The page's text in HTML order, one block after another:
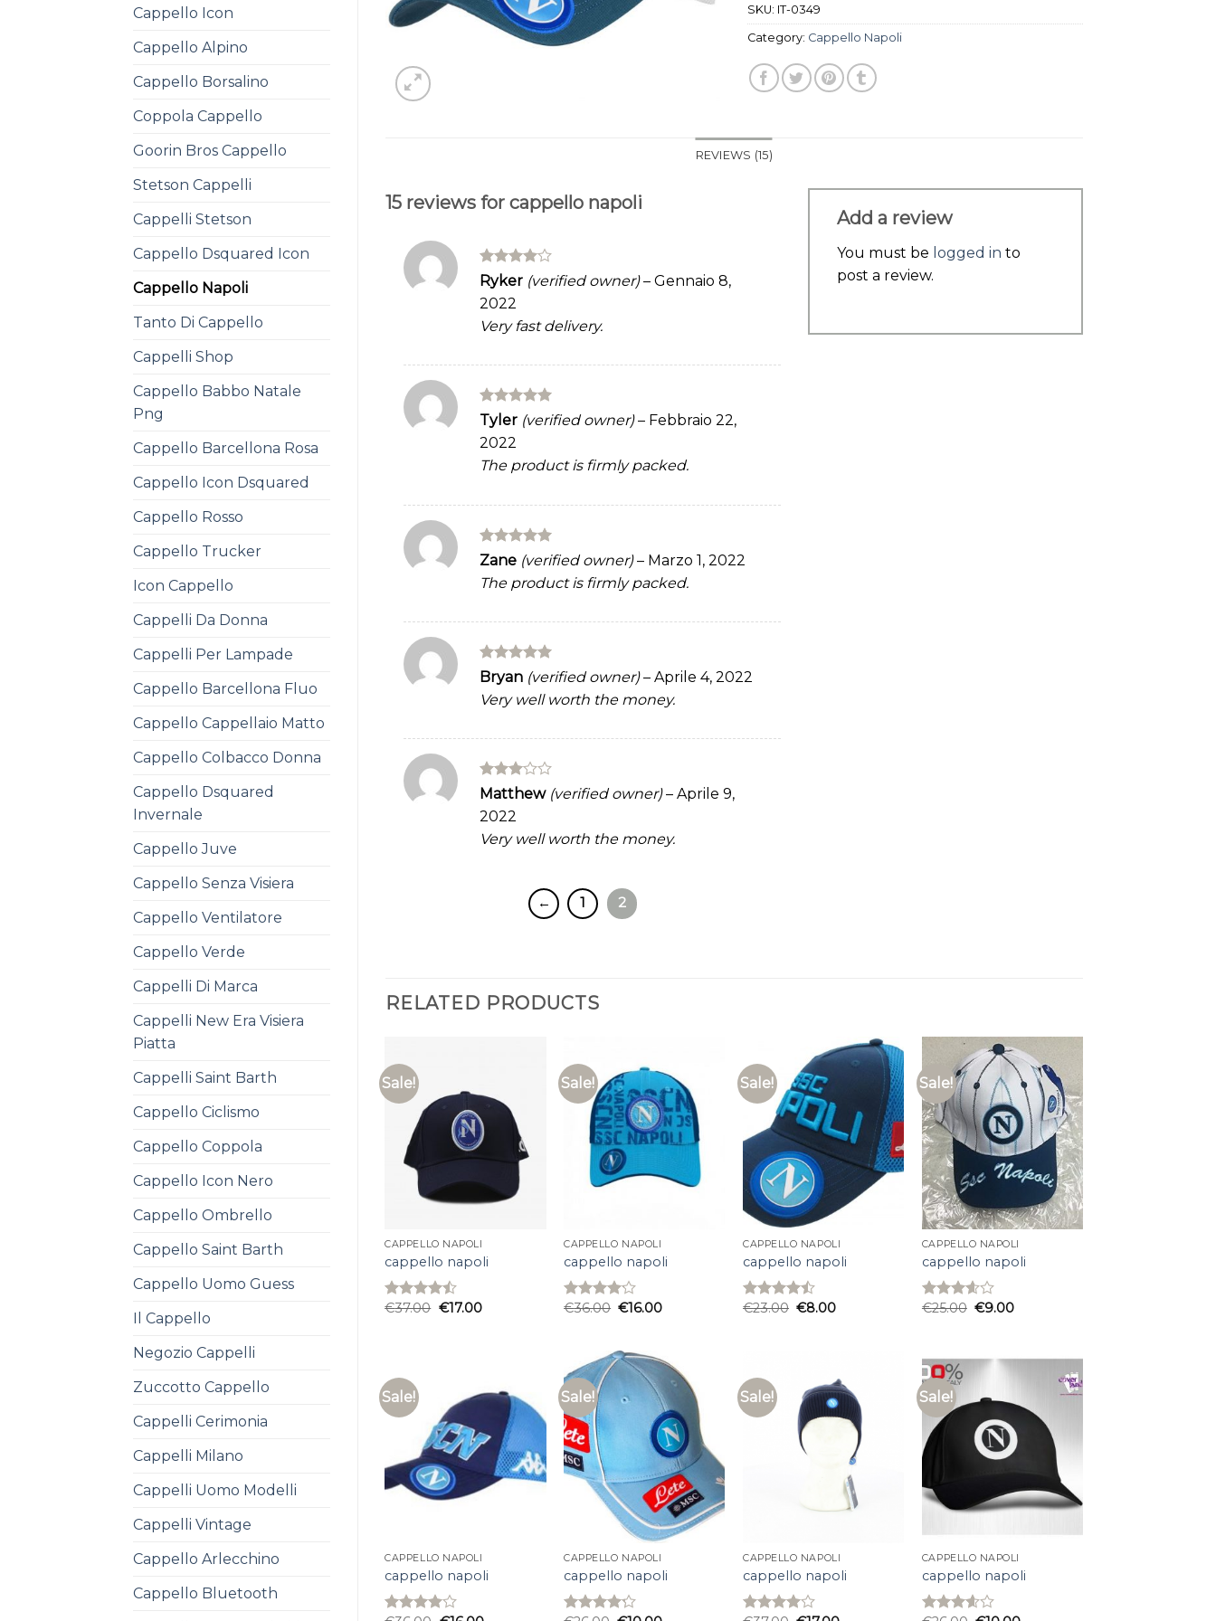
Cappello Icon
Cappello Alpino
Cappello Borsalino
Coppola Cappello
Goorin Bros Cappello
Stetson Cappelli
Cappelli Stetson
Cappello Dsquared Icon
Cappello Napoli
Tanto Di Cappello
Cappelli Shop
Cappello Babbo Natale
Png
Cappello Barcellona Rosa
Cappello Icon Dsquared
Cappello Rosso
Cappello Trucker
Icon Cappello
Cappelli Da Donna
Cappelli Per Lampade
Cappello Barcellona Fluo
Cappello Cappellaio Matto
Cappello Colbacco Donna
Cappello Dsquared
Invernale
Cappello Juve
Cappello Senza Visiera
Cappello Ventilatore
Cappello Verde
Cappelli Di Marca
Cappelli New Era Visiera
Piatta
Cappelli Saint Barth
Cappello Ciclismo
Cappello Coppola
Cappello Icon Nero
Cappello Ombrello
Cappello Saint Barth
Cappello Uomo Guess
Il Cappello
Negozio Cappelli
Zuccotto Cappello
Cappelli Cerimonia
Cappelli Milano
Cappelli Uomo Modelli
Cappelli Vintage
Cappello Arlecchino
Cappello Bluetooth
SKU: IT-0349
Category: Cappello Napoli
REVIEWS (15)
15 reviews for cappello napoli
Rated4
out of 5
Ryker (verified owner) – Gennaio 8,
2022
Very fast delivery.
Rated 5
out of 5
Tyler (verified owner) – Febbraio 22,
2022
The product is firmly packed.
Rated 5
out of 5
Zane (verified owner) – Marzo 1, 2022
The product is firmly packed.
Rated5
out of 5
Bryan (verified owner) – Aprile 4, 2022
Very well worth the money.
Rated
of 5
Matthew (verified owner) – Aprile 9,
2022
Very well worth the money.
← 1 2
Add a review
You must be logged in to
post a review.
RELATED PRODUCTS
Sale!
CAPPELLO NAPOLI
cappello napoli
Rated
€37.00 €17.00
Sale!
CAPPELLO NAPOLI
cappello napoli
Rated
€36.00 €16.00
Sale!
CAPPELLO NAPOLI
cappello napoli
Rated
€23.00 €8.00
Sale!
CAPPELLO NAPOLI
cappello napoli
Rated
€25.00 €9.00
Sale!
CAPPELLO NAPOLI
cappello napoli
Sale!
CAPPELLO NAPOLI
cappello napoli
Sale!
CAPPELLO NAPOLI
cappello napoli
Sale!
CAPPELLO NAPOLI
cappello napoli